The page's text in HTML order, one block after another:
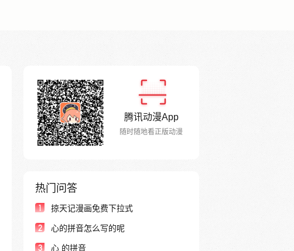
腾讯动漫App
随时随地看正版动漫
热门问答
1 掠天记漫画免费下拉式
2 心的拼音怎么写的呢
3 心 的拼音